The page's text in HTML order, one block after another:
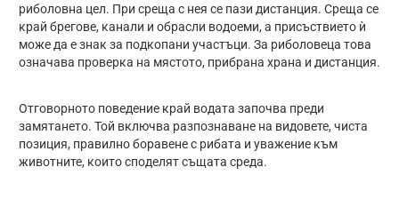
риболовна цел. При среща с нея се пази дистанция. Среща се
край брегове, канали и обрасли водоеми, а присъствието ѝ
може да е знак за подкопани участъци. За риболовеца това
означава проверка на мястото, прибрана храна и дистанция.
Отговорното поведение край водата започва преди
замятането. Той включва разпознаване на видовете, чиста
позиция, правилно боравене с рибата и уважение към
животните, които споделят същата среда.